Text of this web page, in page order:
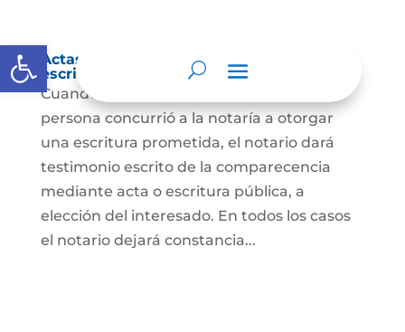
Abrir barra de herramientas
Actas de comparecencia para otorgar
escritura pública
Cuando se trate de comprobar que una
persona concurrió a la notaría a otorgar
una escritura prometida, el notario dará
testimonio escrito de la comparecencia
mediante acta o escritura pública, a
elección del interesado. En todos los casos
el notario dejará constancia...